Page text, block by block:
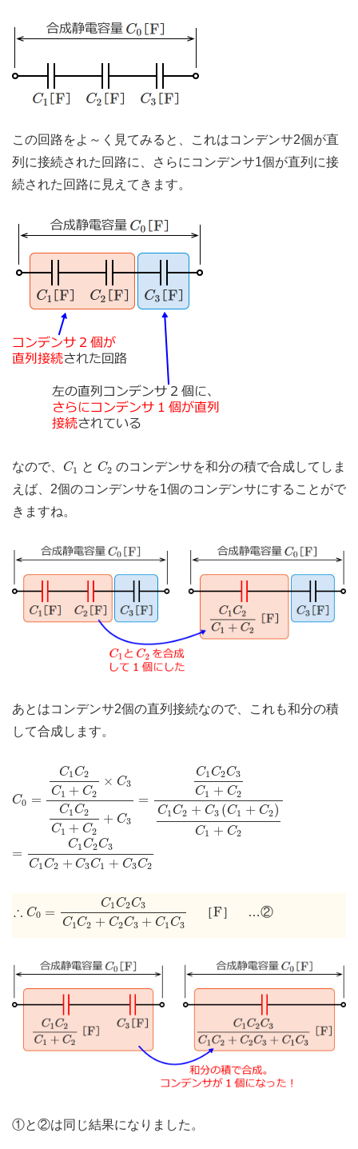
この回路をよ～く見てみると、これはコンデンサ2個が直
列に接続された回路に、さらにコンデンサ1個が直列に接
続された回路に見えてきます。
なので、 C1
C1 と C2
C2 のコンデンサを和分の積で合成してしま
えば、2個のコンデンサを1個のコンデンサにすることがで
きますね。
あとはコンデンサ2個の直列接続なので、これも和分の積
して合成します。
C0 =
C1C2
C1 + C2
× C3
C1 C2
C1 + C2
+ C3
C2 C1 C2 +C3
=
C1C2C3
C1 + C2
C1 C2 + C3 (C1 + C2)
C1 + C2
C1+C2
=
C1C2C3
C1C2 + C3C1 + C3C2
C3C 1C2+
∴ C0 =
C1C2C3
C1C2 + C2C3 + C1 C3
C1 C 2+
［F
F］ …②
①と②は同じ結果になりました。